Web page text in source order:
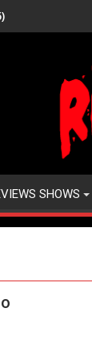
SHOWS